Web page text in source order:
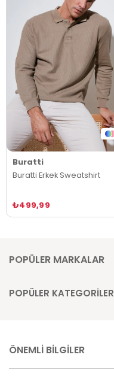
Buratti
Buratti Erkek Sweatshirt
₺499,99
POPÜLER MARKALAR
POPÜLER KATEGORİLER
ÖNEMLİ BİLGİLER